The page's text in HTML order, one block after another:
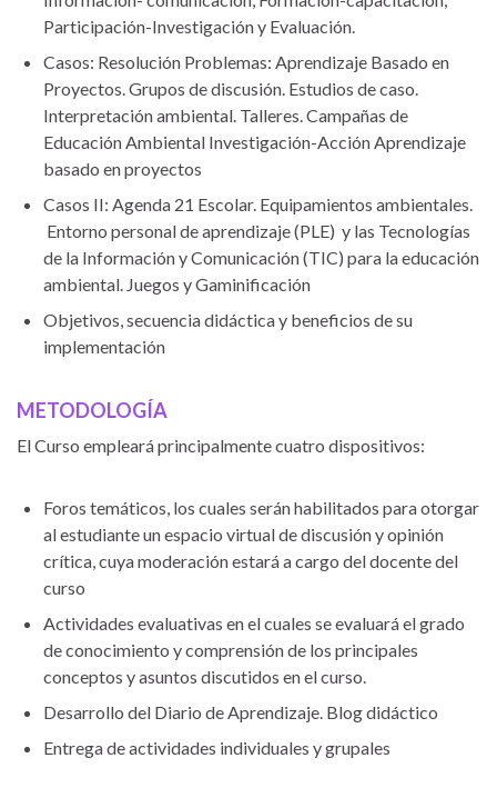
Participación-Investigación y Evaluación.
Casos: Resolución Problemas: Aprendizaje Basado en
Proyectos. Grupos de discusión. Estudios de caso.
Interpretación ambiental. Talleres. Campañas de
Educación Ambiental Investigación-Acción Aprendizaje
basado en proyectos
Casos II: Agenda 21 Escolar. Equipamientos ambientales.
Entorno personal de aprendizaje (PLE) y las Tecnologías
de la Información y Comunicación (TIC) para la educación
ambiental. Juegos y Gaminificación
Objetivos, secuencia didáctica y beneficios de su
implementación
METODOLOGÍA
El Curso empleará principalmente cuatro dispositivos:
Foros temáticos, los cuales serán habilitados para otorgar
al estudiante un espacio virtual de discusión y opinión
crítica, cuya moderación estará a cargo del docente del
curso
Actividades evaluativas en el cuales se evaluará el grado
de conocimiento y comprensión de los principales
conceptos y asuntos discutidos en el curso.
Desarrollo del Diario de Aprendizaje. Blog didáctico
Entrega de actividades individuales y grupales